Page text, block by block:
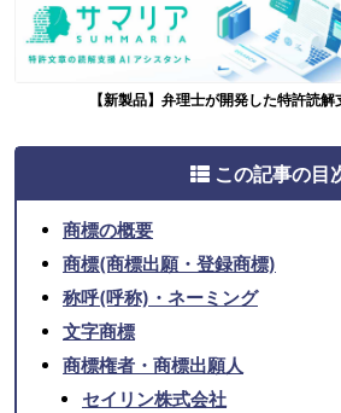
【新製品】弁理士が開発した特許読
この記事の目
商標の概要
商標(商標出願・登録商標)
称呼(呼称)・ネーミング
文字商標
商標権者・商標出願人
セイリン株式会社